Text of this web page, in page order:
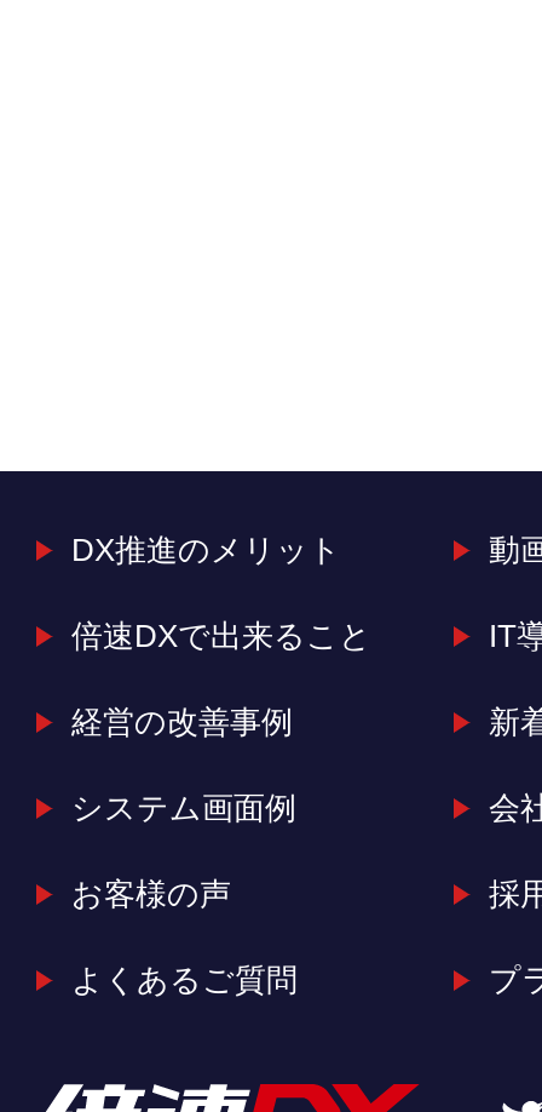
DX推進のメリット
倍速DXで出来ること
経営の改善事例
システム画面例
お客様の声
よくあるご質問
動
IT
新
会
採
プ